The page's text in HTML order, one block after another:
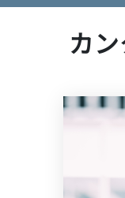
カ